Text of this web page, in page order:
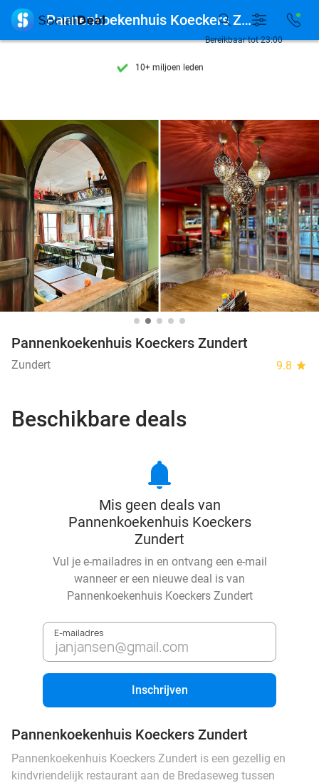
7 dagen per week beschikbaar
10+ miljoen leden
7 dagen per week beschikbaar
10+ miljoen leden
Bereikbaar tot 23:00
 Pannenkoekenhuis Koeckers Zundert
Pannenkoekenhuis Koeckers Zundert
Zundert 9.8 star
Beschikbare deals
notifications
Mis geen deals van
Pannenkoekenhuis Koeckers
Zundert
Vul je e-mailadres in en ontvang een e-mail
wanneer er een nieuwe deal is van
Pannenkoekenhuis Koeckers Zundert
E-mailadres
Inschrijven
Pannenkoekenhuis Koeckers Zundert
Pannenkoekenhuis Koeckers Zundert is een gezellig en
kindvriendelijk restaurant aan de Bredaseweg tussen